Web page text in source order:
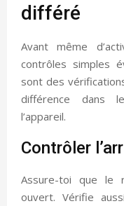
différé
Avant même
contrôles simples
sont des
différence dans
l’appareil.
Contrôler
Assure-toi que le
ouvert. Vérifie